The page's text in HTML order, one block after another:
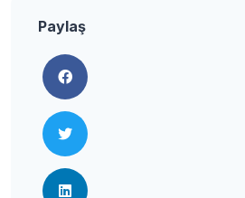
Paylaş